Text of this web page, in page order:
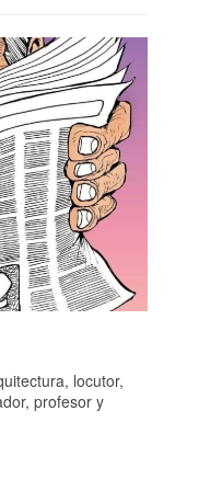
locutor,
profesor y